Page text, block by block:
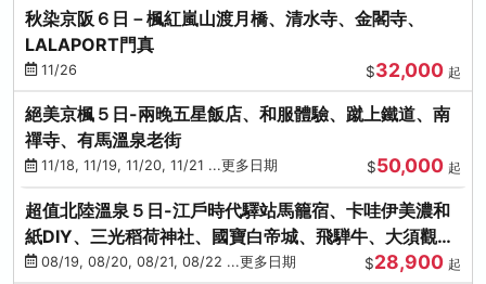
秋染京阪６日－楓紅嵐山渡月橋、清水寺、金閣寺、
LALAPORT門真
11/26 $32,000 起
絕美京楓５日-兩晚五星飯店、和服體驗、蹴上鐵道、南
禪寺、有馬溫泉老街
11/18, 11/19, 11/20, 11/21 ...更多日期 $50,000 起
超值北陸溫泉５日-江戶時代驛站馬籠宿、卡哇伊美濃和
紙DIY、三光稻荷神社、國寶白帝城、飛騨牛、大須觀音
街、下呂溫泉
08/19, 08/20, 08/21, 08/22 ...更多日期 $28,900 起